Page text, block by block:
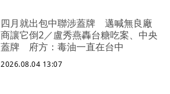
四月就出包中聯涉蓋牌 邁喊無良廠
商讓它倒2／盧秀燕轟台糖吃案、中央
蓋牌 府方：毒油一直在台中
2026.08.04 13:07